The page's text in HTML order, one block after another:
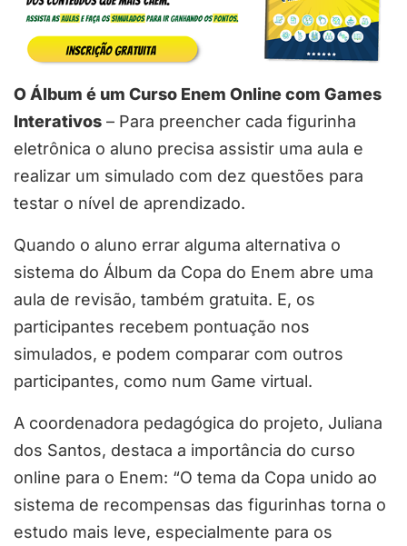
O Álbum é um Curso Enem Online com Games
Interativos – Para preencher cada figurinha
eletrônica o aluno precisa assistir uma aula e
realizar um simulado com dez questões para
testar o nível de aprendizado.
Quando o aluno errar alguma alternativa o
sistema do Álbum da Copa do Enem abre uma
aula de revisão, também gratuita. E, os
participantes recebem pontuação nos
simulados, e podem comparar com outros
participantes, como num Game virtual.
A coordenadora pedagógica do projeto, Juliana
dos Santos, destaca a importância do curso
online para o Enem: “O tema da Copa unido ao
sistema de recompensas das figurinhas torna o
estudo mais leve, especialmente para os